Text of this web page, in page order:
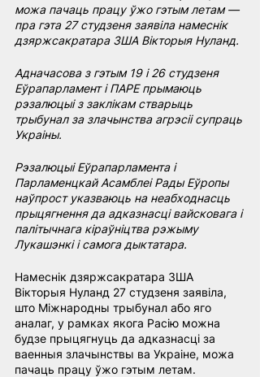
можа пачаць працу ўжо гэтым летам —
пра гэта 27 студзеня заявіла намеснік
дзяржсакратара ЗША Вікторыя Нуланд.
Адначасова з гэтым 19 і 26 студзеня
Еўрапарламент і ПАРЕ прымаюць
рэзалюцыі з заклікам стварыць
трыбунал за злачынства агрэсіі супраць
Украіны.
Рэзалюцыі Еўрапарламента і
Парламенцкай Асамблеі Рады Еўропы
наўпрост указваюць на неабходнасць
прыцягнення да адказнасці вайсковага і
палітычнага кіраўніцтва рэжыму
Лукашэнкі і самога дыктатара.
Намеснік дзяржсакратара ЗША
Вікторыя Нуланд 27 студзеня заявіла,
што Міжнародны трыбунал або яго
аналаг, у рамках якога Расію можна
будзе прыцягнуць да адказнасці за
ваенныя злачынствы ва Украіне, можа
пачаць працу ўжо гэтым летам.